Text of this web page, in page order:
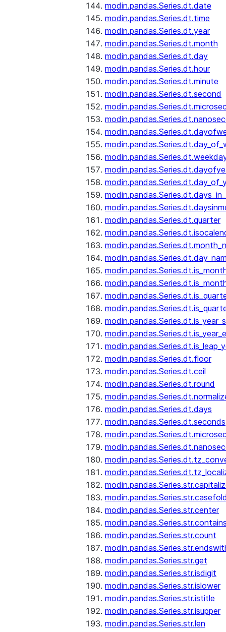
modin.pandas.Series.dt.date
modin.pandas.Series.dt.time
modin.pandas.Series.dt.year
modin.pandas.Series.dt.month
modin.pandas.Series.dt.day
modin.pandas.Series.dt.hour
modin.pandas.Series.dt.minute
modin.pandas.Series.dt.second
modin.pandas.Series.dt.quarter
modin.pandas.Series.dt.floor
modin.pandas.Series.dt.ceil
modin.pandas.Series.dt.round
modin.pandas.Series.dt.days
modin.pandas.Series.dt.seconds
modin.pandas.Series.str.center
modin.pandas.Series.str.count
modin.pandas.Series.str.get
modin.pandas.Series.str.isdigit
modin.pandas.Series.str.islower
modin.pandas.Series.str.istitle
modin.pandas.Series.str.isupper
modin.pandas.Series.str.len